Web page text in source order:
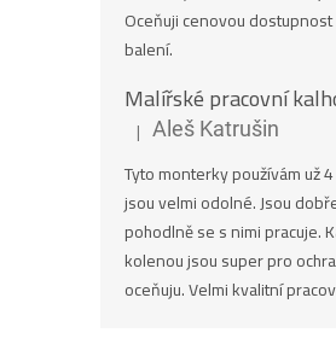
Oceňuji cenovou dostupnost
balení.
Hodnocení produktu je 5 z 5
| Aleš Katrušin
Tyto monterky používám už
jsou velmi odolné. Jsou
pohodlně se s nimi pracuje.
kolenou jsou super pro
oceňuju. Velmi kvalitní